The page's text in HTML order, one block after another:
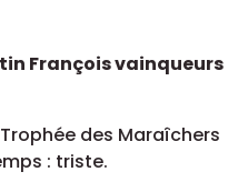
François vainqueurs
des Maraîchers
: triste.